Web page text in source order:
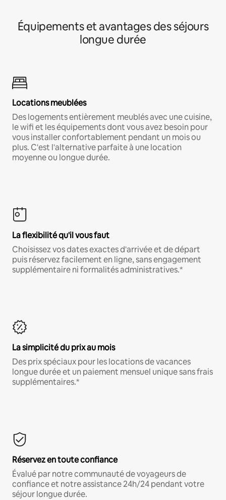
Équipements et avantages des séjours
longue durée
Locations meublées
Des logements entièrement meublés avec une cuisine,
le wifi et les équipements dont vous avez besoin pour
vous installer confortablement pendant un mois ou
plus. C'est l'alternative parfaite à une location
moyenne ou longue durée.
La flexibilité qu'il vous faut
Choisissez vos dates exactes d'arrivée et de départ
puis réservez facilement en ligne, sans engagement
supplémentaire ni formalités administratives.*
La simplicité du prix au mois
Des prix spéciaux pour les locations de vacances
longue durée et un paiement mensuel unique sans frais
supplémentaires.*
Réservez en toute confiance
Évalué par notre communauté de voyageurs de
confiance et notre assistance 24h/24 pendant votre
séjour longue durée.